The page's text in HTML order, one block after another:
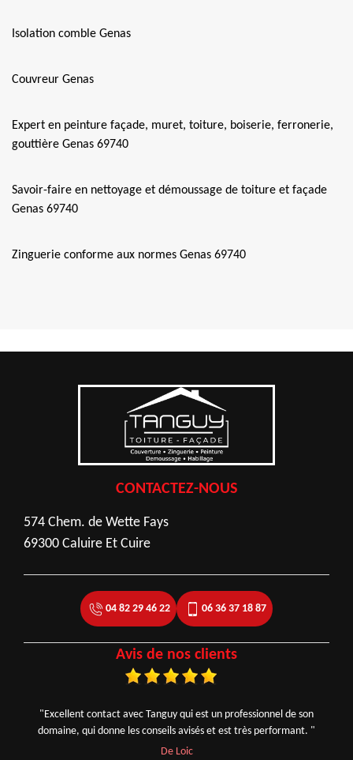
Isolation comble Genas
Couvreur Genas
Expert en peinture façade, muret, toiture, boiserie, ferronerie,
gouttière Genas 69740
Savoir-faire en nettoyage et démoussage de toiture et façade
Genas 69740
Zinguerie conforme aux normes Genas 69740
CONTACTEZ-NOUS
574 Chem. de Wette Fays
69300 Caluire Et Cuire
04 82 29 46 22 06 36 37 18 87
Avis de nos clients
"Excellent contact avec Tanguy qui est un professionnel de son
domaine, qui donne les conseils avisés et est très performant. "
De Loic